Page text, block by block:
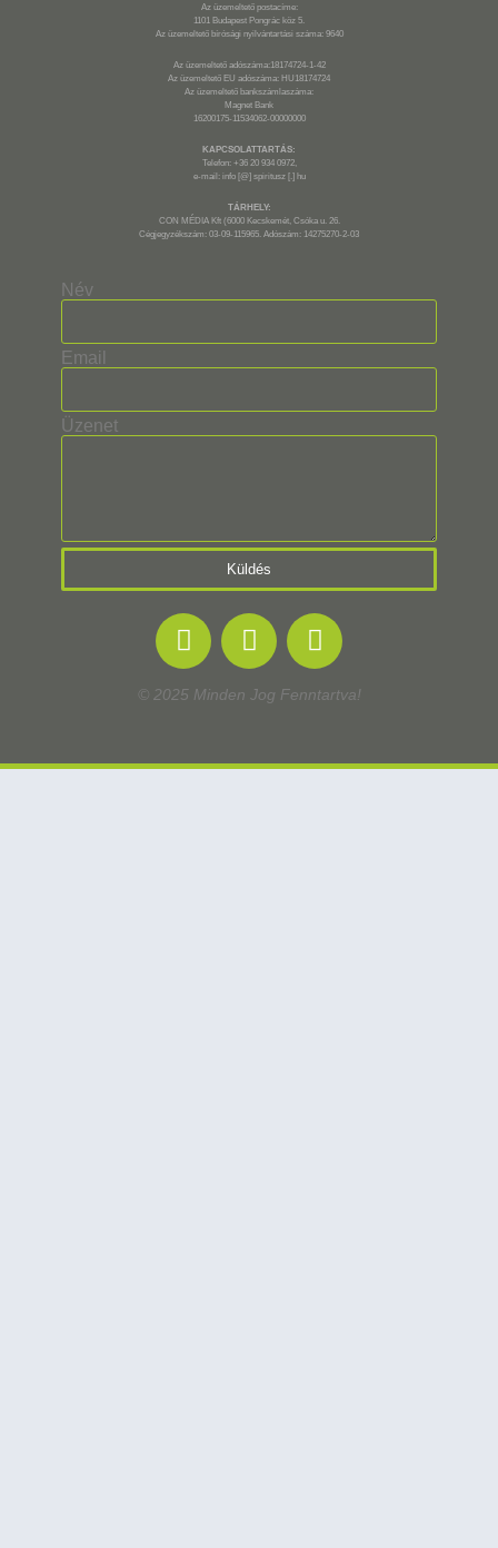
Az üzemeltető postacíme:
1101 Budapest Pongrác köz 5.
Az üzemeltető bírósági nyilvántartási száma: 9640
Az üzemeltető adószáma:18174724-1-42
Az üzemeltető EU adószáma: HU18174724
Az üzemeltető bankszámlaszáma:
Magnet Bank
16200175-11534062-00000000
KAPCSOLATTARTÁS:
Telefon: +36 20 934 0972,
e-mail: info [@] spiritusz [.] hu
TÁRHELY:
CON MÉDIA Kft (6000 Kecskemét, Csóka u. 26.
Cégjegyzékszám: 03-09-115965. Adószám: 14275270-2-03
Név
Email
Üzenet
Küldés
© 2025 Minden Jog Fenntartva!